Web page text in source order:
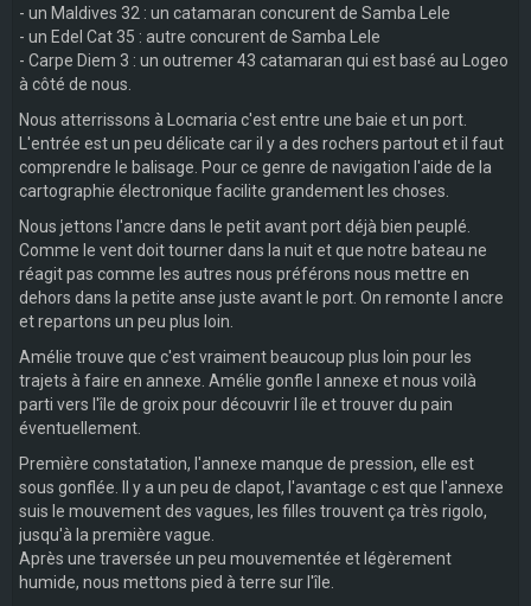
- un Maldives 32 : un catamaran concurent de Samba Lele
- un Edel Cat 35 : autre concurent de Samba Lele
- Carpe Diem 3 : un outremer 43 catamaran qui est basé au Logeo
à côté de nous.
Nous atterrissons à Locmaria c'est entre une baie et un port.
L'entrée est un peu délicate car il y a des rochers partout et il faut
comprendre le balisage. Pour ce genre de navigation l'aide de la
cartographie électronique facilite grandement les choses.
Nous jettons l'ancre dans le petit avant port déjà bien peuplé.
Comme le vent doit tourner dans la nuit et que notre bateau ne
réagit pas comme les autres nous préférons nous mettre en
dehors dans la petite anse juste avant le port. On remonte l ancre
et repartons un peu plus loin.
Amélie trouve que c'est vraiment beaucoup plus loin pour les
trajets à faire en annexe. Amélie gonfle l annexe et nous voilà
parti vers l'île de groix pour découvrir l île et trouver du pain
éventuellement.
Première constatation, l'annexe manque de pression, elle est
sous gonflée. Il y a un peu de clapot, l'avantage c est que l'annexe
suis le mouvement des vagues, les filles trouvent ça très rigolo,
jusqu'à la première vague.
Après une traversée un peu mouvementée et légèrement
humide, nous mettons pied à terre sur l'île.